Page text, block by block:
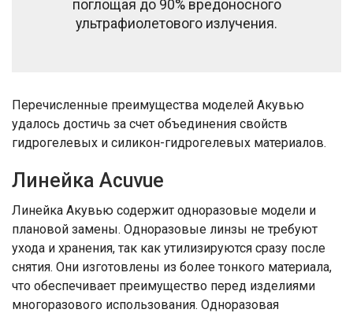
поглощая до 90% вредоносного
ультрафиолетового излучения.
Перечисленные преимущества моделей Акувью
удалось достичь за счет объединения свойств
гидрогелевых и силикон-гидрогелевых материалов.
Линейка Acuvue
Линейка Акувью содержит одноразовые модели и
плановой замены. Одноразовые линзы не требуют
ухода и хранения, так как утилизируются сразу после
снятия. Они изготовлены из более тонкого материала,
что обеспечивает преимущество перед изделиями
многоразового использования. Одноразовая